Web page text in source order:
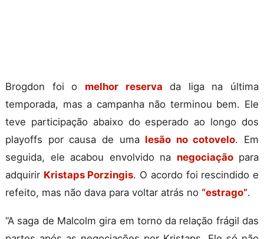
Brogdon foi o melhor reserva da liga na última
temporada, mas a campanha não terminou bem. Ele
teve participação abaixo do esperado ao longo dos
playoffs por causa de uma lesão no cotovelo. Em
seguida, ele acabou envolvido na negociaçãopara
adquirir Kristaps Porzingis. O acordo foi rescindido e
refeito, mas não dava para voltar atrás no “estrago”.
“A saga de Malcolm gira em torno da relação frágil das